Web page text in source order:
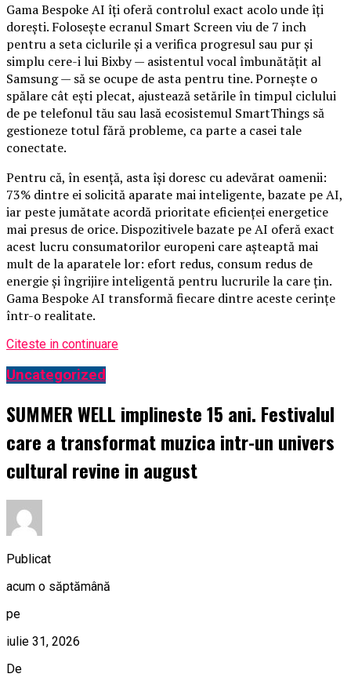
Gama Bespoke AI îți oferă controlul exact acolo unde îți
dorești. Folosește ecranul Smart Screen viu de 7 inch
pentru a seta ciclurile și a verifica progresul sau pur și
simplu cere-i lui Bixby — asistentul vocal îmbunătățit al
Samsung — să se ocupe de asta pentru tine. Pornește o
spălare cât ești plecat, ajustează setările în timpul ciclului
de pe telefonul tău sau lasă ecosistemul SmartThings să
gestioneze totul fără probleme, ca parte a casei tale
conectate.
Pentru că, în esență, asta își doresc cu adevărat oamenii:
73% dintre ei solicită aparate mai inteligente, bazate pe AI,
iar peste jumătate acordă prioritate eficienței energetice
mai presus de orice. Dispozitivele bazate pe AI oferă exact
acest lucru consumatorilor europeni care așteaptă mai
mult de la aparatele lor: efort redus, consum redus de
energie și îngrijire inteligentă pentru lucrurile la care țin.
Gama Bespoke AI transformă fiecare dintre aceste cerințe
într-o realitate.
Citeste in continuare
Uncategorized
SUMMER WELL implineste 15 ani. Festivalul
care a transformat muzica intr-un univers
cultural revine in august
Publicat
acum o săptămână
pe
iulie 31, 2026
De